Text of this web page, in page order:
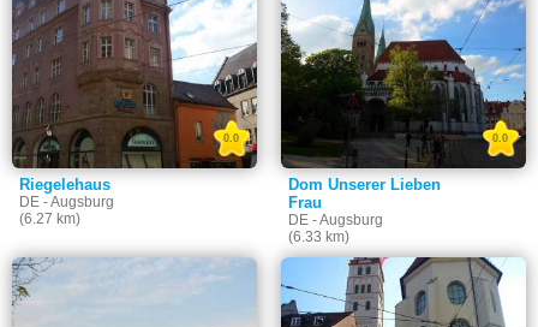
Riegelehaus
DE - Augsburg
(6.27 km)
0.0
Dom Unserer Lieben
Frau
DE - Augsburg
(6.33 km)
0.0